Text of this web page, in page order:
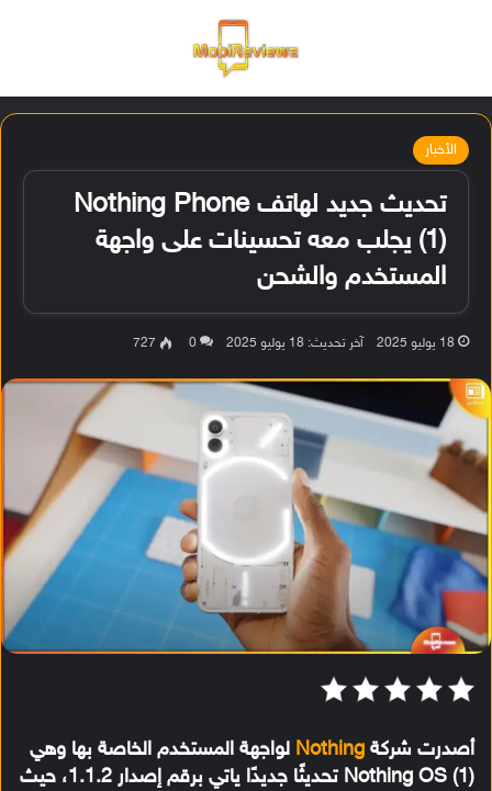
الأخبار
تحديث جديد لهاتف Nothing Phone
(1) يجلب معه تحسينات على واجهة
المستخدم والشحن
18 يوليو 2025 آخر تحديث: 18 يوليو 2025 0
727
أصدرت شركة Nothing لواجهة المستخدم الخاصة بها وهي
Nothing OS (1) تحديثًا جديدًا ياتي برقم إصدار 1.1.2، حيث